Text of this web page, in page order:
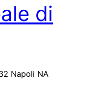
di
Napoli NA